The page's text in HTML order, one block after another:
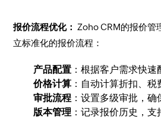
报价流程优化： Zoho CRM的报价管
立标准化的报价流程：
产品配置 ：根据客户需求快
价格计算 ：自动计算折扣、
审批流程 ：设置多级审批，
版本管理 ：记录报价历史，